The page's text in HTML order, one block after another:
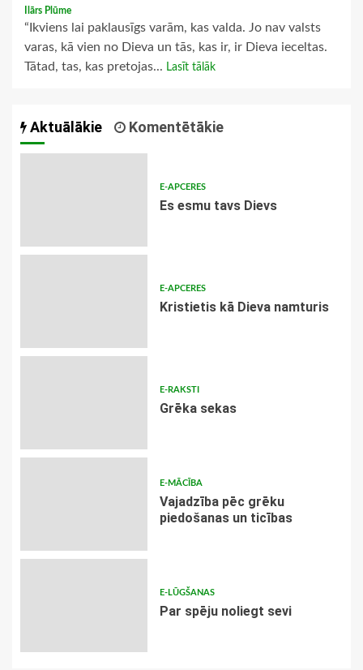
Ilārs Plūme
“Ikviens lai paklausīgs varām, kas valda. Jo nav valsts
varas, kā vien no Dieva un tās, kas ir, ir Dieva ieceltas.
Tātad, tas, kas pretojas... Lasīt tālāk
Aktuālākie Komentētākie
E-APCERES
Es esmu tavs Dievs
E-APCERES
Kristietis kā Dieva namturis
E-RAKSTI
Grēka sekas
E-MĀCĪBA
Vajadzība pēc grēku
piedošanas un ticības
E-LŪGŠANAS
Par spēju noliegt sevi